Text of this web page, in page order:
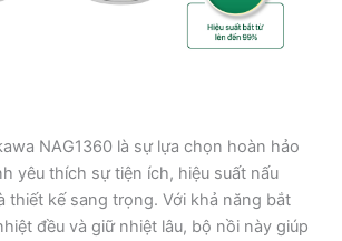
NAG1360 là sự lựa chọn hoàn hảo
yêu thích sự tiện ích, hiệu suất nấu
thiết kế sang trọng. Với khả năng bắt
đều và giữ nhiệt lâu, bộ nồi này giúp